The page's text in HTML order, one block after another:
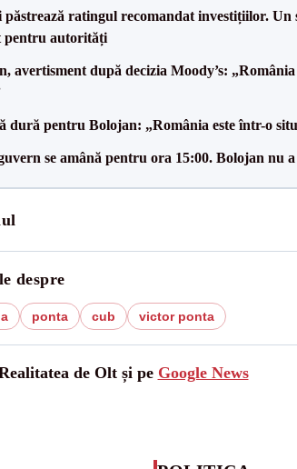
păstrează ratingul recomandat investițiilor. Un
pentru autorități
avertisment după decizia Moody’s:
dură pentru Bolojan: „România este într-o
se amână pentru ora 15:00. Bolojan nu
despre
ponta cub victor ponta
de Olt și pe Google News